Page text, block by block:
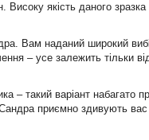
якість даного
Вам наданий широкий
– усе залежить тільки
– такий варіант набагато
Сандра приємно здивують